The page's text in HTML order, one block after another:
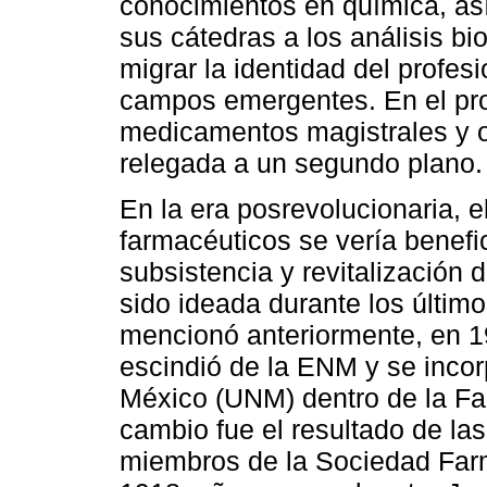
sus cátedras a los análisis
migrar la identidad del
campos emergentes. En el
medicamentos magistrales y
relegada a un segundo plano.
En la era posrevolucionaria,
farmacéuticos se vería
subsistencia y revitalización
sido ideada durante los
mencionó anteriormente, en
escindió de la ENM y se
México (UNM) dentro de la
cambio fue el resultado de
miembros de la Sociedad